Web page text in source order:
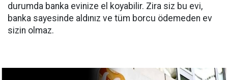
durumda banka evinize el koyabilir. Zira siz bu evi,
banka sayesinde aldınız ve tüm borcu ödemeden ev
sizin olmaz.